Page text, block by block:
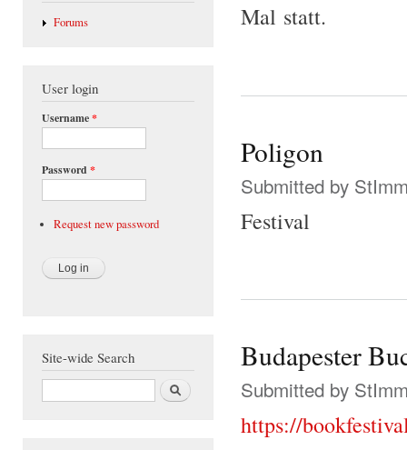
Forums
User login
Username*
Password *
Request new password
Site-wide Search
Search
Mal statt.
Poligon
Submitted by
Festival
Budapester
Submitted by
https://